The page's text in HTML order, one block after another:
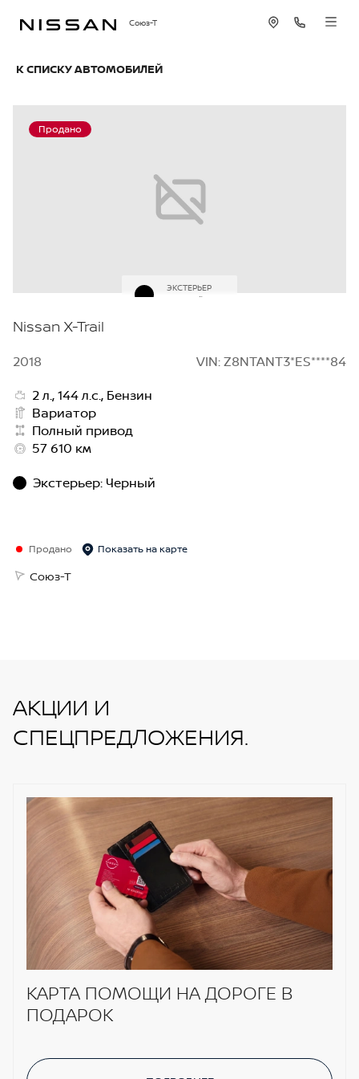
Союз-Т
К СПИСКУ АВТОМОБИЛЕЙ
Продано
ЭКСТЕРЬЕР
Черный
Nissan X-Trail
2018
VIN: Z8NTANT3*ES****84
2 л., 144 л.с., Бензин
Вариатор
Полный привод
57 610 км
Экстерьер: Черный
Продано Показать на карте
Союз-Т
АКЦИИ И
СПЕЦПРЕДЛОЖЕНИЯ.
КАРТА ПОМОЩИ НА ДОРОГЕ В
ПОДАРОК